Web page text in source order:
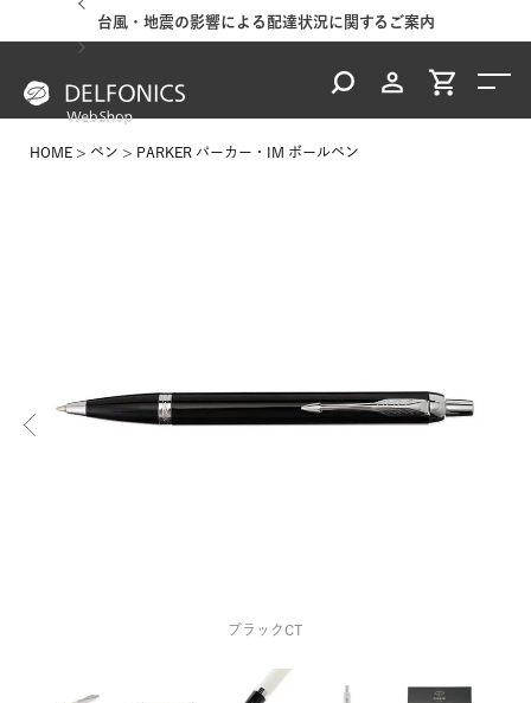
台風・地震の影響による配達状況に関するご案内
HOME ペン PARKER パーカー・IM ボールペン
ブラックCT